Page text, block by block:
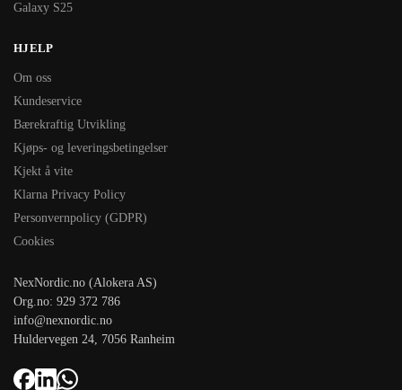
Galaxy S25
HJELP
Om oss
Kundeservice
Bærekraftig Utvikling
Kjøps- og leveringsbetingelser
Kjekt å vite
Klarna Privacy Policy
Personvernpolicy (GDPR)
Cookies
NexNordic.no (Alokera AS)
Org.no: 929 372 786
info@nexnordic.no
Huldervegen 24, 7056 Ranheim